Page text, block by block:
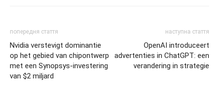
попередня стаття
Nvidia verstevigt dominantie
op het gebied van chipontwerp
met een Synopsys-investering
van $2 miljard
наступна стаття
OpenAI introduceert
advertenties in ChatGPT: een
verandering in strategie